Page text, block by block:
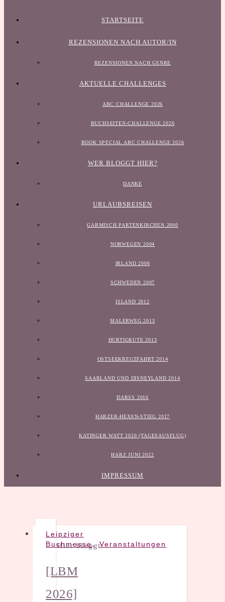
STARTSEITE
REZENSIONEN NACH AUTOR/IN
REZENSIONEN NACH GENRE
AKTUELLE CHALLENGES
ABC CHALLENGE 2026
BUCHSEITEN-CHALLENGE 2026
BOOK SPECIAL ABC CHALLENGE 2026
WER BLOGGT HIER?
DANKE
URLAUBSREISEN
GARMISCH PARTENKIRCHEN 2000
NORWEGEN 2004
IRLAND 2006
SCHWEDEN 2007
ISLAND 2012
MALERWEG 2013
HURTIGRUTE 2013
OSTSEEKREUZFAHRT 2014
SAARLAND UND DISNEYLAND 2014
DARSS 2016
HARZER-HEXEN-STIEG 2017
KATINGER WATT 2020 (TAGESAUSFLUG)
HARZ JUNI 2022
IMPRESSUM
Leipziger
Buchmesse,Veranstaltungen
[LBM
2026]
Hier bloggt: